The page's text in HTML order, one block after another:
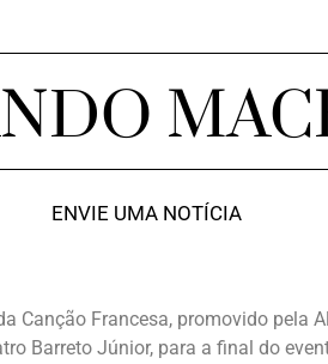
ENVIE UMA NOTÍCIA
Canção Francesa, promovido pela
Barreto Júnior, para a final do